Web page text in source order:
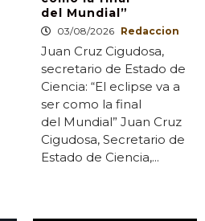
del Mundial”
03/08/2026 Redaccion
Juan Cruz Cigudosa,
secretario de Estado de
Ciencia: “El eclipse va a
ser como la final
del Mundial” Juan Cruz
Cigudosa, Secretario de
Estado de Ciencia,...